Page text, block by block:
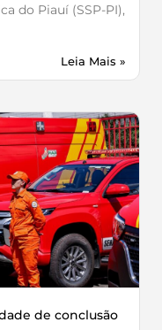
do Piauí (SSP-PI),
Leia Mais »
de conclusão